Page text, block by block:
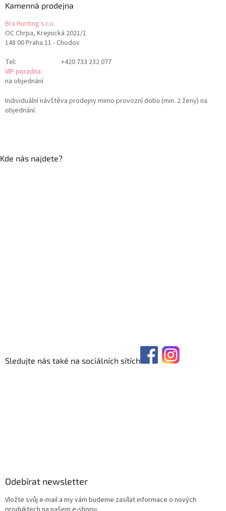
Kamenná prodejna
Bra Hunting s.r.o.
OC Chrpa, Krejnická 2021/1
148 00 Praha 11 - Chodov
Tel:
+420 733 232 077
VIP poradna
na objednání
Individuální návštěva prodejny mimo provozní dobu (min. 2 ženy) na
objednání.
Kde nás najdete?
Sledujte nás také na sociálních sítích
Odebírat newsletter
Vložte svůj e-mail a my vám budeme zasílat informace o nových